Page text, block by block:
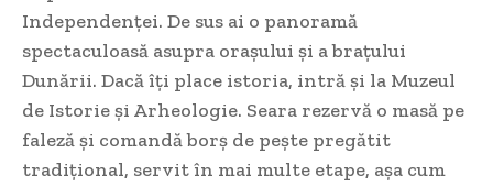
Independenței. De sus ai o panoramă
spectaculoasă asupra orașului și a brațului
Dunării. Dacă îți place istoria, intră și la Muzeul
de Istorie și Arheologie. Seara rezervă o masă pe
faleză și comandă borș de pește pregătit
tradițional, servit în mai multe etape, așa cum